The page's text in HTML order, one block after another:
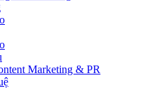
Marketing & PR